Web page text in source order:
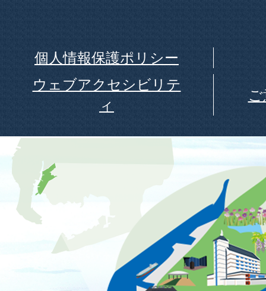
個人情報保護ポリシー
ウェブアクセシビリテ
ィ